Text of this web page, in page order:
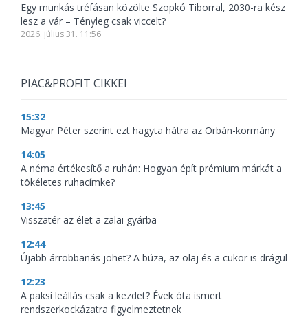
Egy munkás tréfásan közölte Szopkó Tiborral, 2030-ra kész
lesz a vár – Tényleg csak viccelt?
2026. július 31. 11:56
PIAC&PROFIT CIKKEI
15:32
Magyar Péter szerint ezt hagyta hátra az Orbán-kormány
14:05
A néma értékesítő a ruhán: Hogyan épít prémium márkát a
tökéletes ruhacímke?
13:45
Visszatér az élet a zalai gyárba
12:44
Újabb árrobbanás jöhet? A búza, az olaj és a cukor is drágul
12:23
A paksi leállás csak a kezdet? Évek óta ismert
rendszerkockázatra figyelmeztetnek